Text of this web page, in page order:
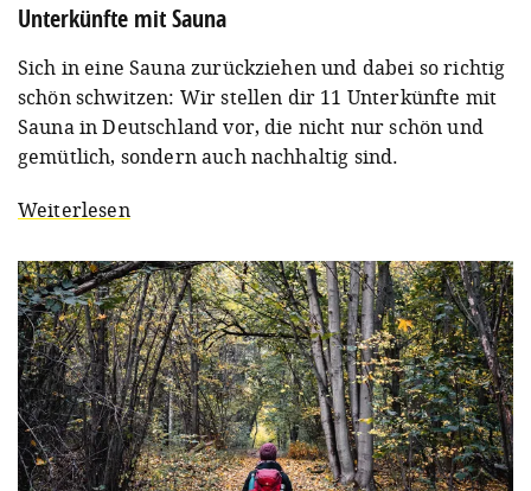
Unterkünfte mit Sauna
Sich in eine Sauna zurückziehen und dabei so richtig
schön schwitzen: Wir stellen dir 11 Unterkünfte mit
Sauna in Deutschland vor, die nicht nur schön und
gemütlich, sondern auch nachhaltig sind.
Weiterlesen